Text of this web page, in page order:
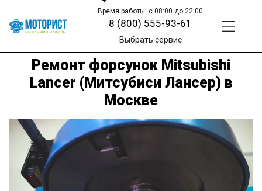
Время работы: с 08:00 до 22:00
8 (800) 555-93-61
Выбрать сервис
Ремонт форсунок Mitsubishi
Lancer (Митсубиси Лансер) в
Москве